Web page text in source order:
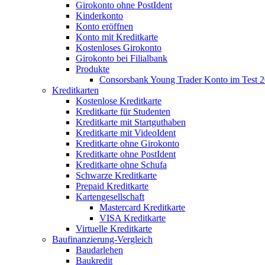
Girokonto ohne PostIdent
Kinderkonto
Konto eröffnen
Konto mit Kreditkarte
Kostenloses Girokonto
Girokonto bei Filialbank
Produkte
Consorsbank Young Trader Konto im Test
Kreditkarten
Kostenlose Kreditkarte
Kreditkarte für Studenten
Kreditkarte mit Startguthaben
Kreditkarte mit VideoIdent
Kreditkarte ohne Girokonto
Kreditkarte ohne PostIdent
Kreditkarte ohne Schufa
Schwarze Kreditkarte
Prepaid Kreditkarte
Kartengesellschaft
Mastercard Kreditkarte
VISA Kreditkarte
Virtuelle Kreditkarte
Baufinanzierung-Vergleich
Baudarlehen
Baukredit